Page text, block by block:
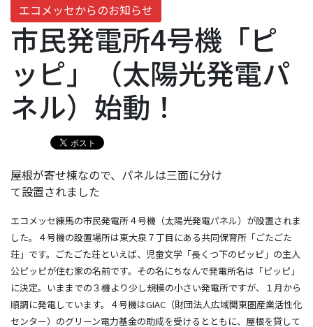
エコメッセからのお知らせ
市民発電所4号機「ピ
ッピ」（太陽光発電パ
ネル）始動！
屋根が寄せ棟なので、パネルは三面に分け
て設置されました
エコメッセ練馬の市民発電所４号機（太陽光発電パネル）が設置されま
した。４号機の設置場所は東大泉７丁目にある共同保育所「ごたごた
荘」です。ごたごた荘といえば、児童文学「長くつ下のピッピ」の主人
公ピッピが住む家の名前です。その名にちなんで発電所名は「ピッピ」
に決定。いままでの３機より少し規模の小さい発電所ですが、１月から
順調に発電しています。
４号機はGIAC（財団法人広域関東圏産業活性化
センター）のグリーン電力基金の助成を受けるとともに、屋根を貸して